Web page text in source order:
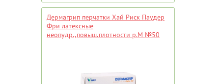
Дермагрип перчатки Хай Риск Паудер
Фри латексные
неопудр.,повыш.плотности р.М №50